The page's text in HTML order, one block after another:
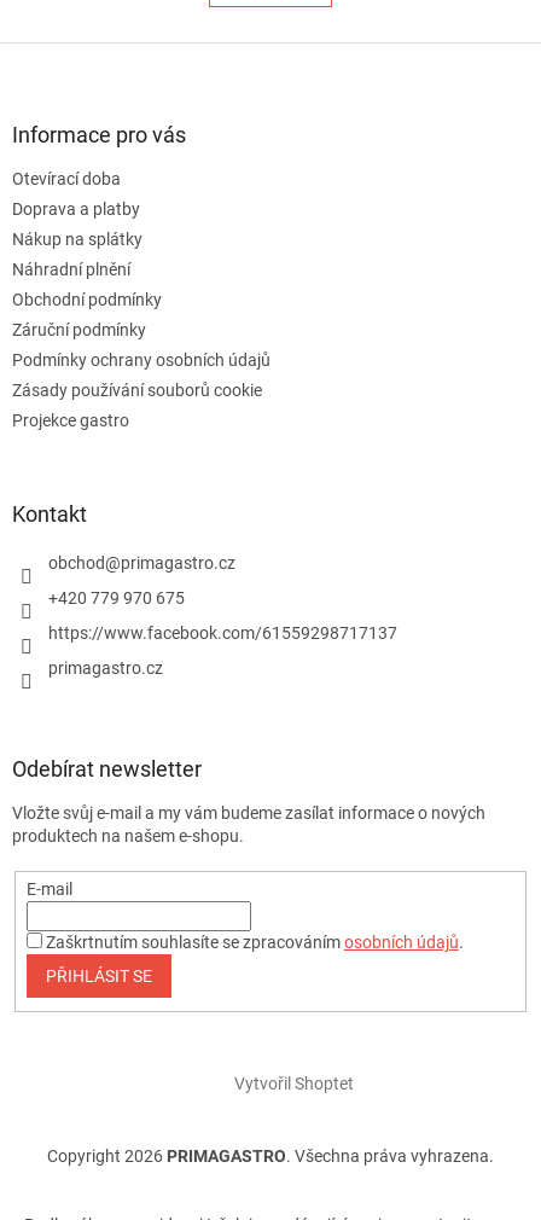
á
u
k
v
Informace pro vás
Otevírací doba
Doprava a platby
Nákup na splátky
Náhradní plnění
Obchodní podmínky
Záruční podmínky
Podmínky ochrany osobních údajů
Zásady používání souborů cookie
Projekce gastro
Kontakt
obchod@primagastro.cz
+420 779 970 675
https://www.facebook.com/61559298717137
primagastro.cz
Odebírat newsletter
Vložte svůj e-mail a my vám budeme zasílat informace o nových
produktech na našem e-shopu.
E-mail
Zaškrtnutím souhlasíte se zpracovánímosobních údajů.
PŘIHLÁSIT SE
Vytvořil Shoptet
Copyright 2026 PRIMAGASTRO. Všechna práva vyhrazena.